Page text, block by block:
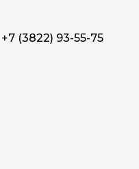
+7 (3822) 93-55-75